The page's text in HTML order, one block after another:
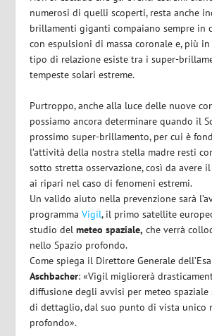
numerosi di quelli scoperti, resta anche
brillamenti giganti compaiano sempre in
con espulsioni di massa coronale e, più in
tipo di relazione esiste tra i super-
tempeste solari estreme.
Purtroppo, anche alla luce delle nuove
possiamo ancora determinare quando il
prossimo super-brillamento, per cui è
l’attività della nostra stella madre resti
sotto stretta osservazione, così da avere
ai ripari nel caso di fenomeni estremi.
Un valido aiuto nella prevenzione sarà
programmaVigil, il primo satellite
studio delmeteo spaziale, che verrà
nello Spazio profondo.
Come spiega il Direttore Generale
Aschbacher: «Vigil migliorerà
diffusione degli avvisi per meteo
di dettaglio, dal suo punto di vista unico
profondo».